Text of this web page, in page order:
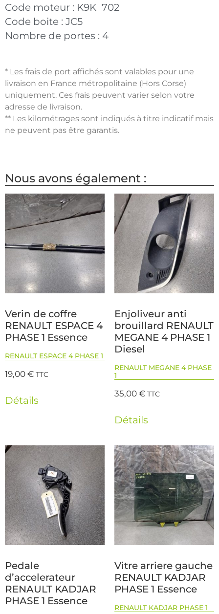
Code moteur : K9K_702
Code boite : JC5
Nombre de portes : 4
* Les frais de port affichés sont valables pour une
livraison en France métropolitaine (Hors Corse)
uniquement. Ces frais peuvent varier selon votre
adresse de livraison.
** Les kilométrages sont indiqués à titre indicatif mais
ne peuvent pas être garantis.
Nous avons également :
Verin de coffre
RENAULT ESPACE 4
PHASE 1 Essence
RENAULT ESPACE 4 PHASE 1
19,00€ TTC
Détails
Enjoliveur anti
brouillard RENAULT
MEGANE 4 PHASE 1
Diesel
RENAULT MEGANE 4 PHASE
1
35,00€ TTC
Détails
Pedale
d’accelerateur
RENAULT KADJAR
PHASE 1 Essence
Vitre arriere gauche
RENAULT KADJAR
PHASE 1 Essence
RENAULT KADJAR PHASE 1